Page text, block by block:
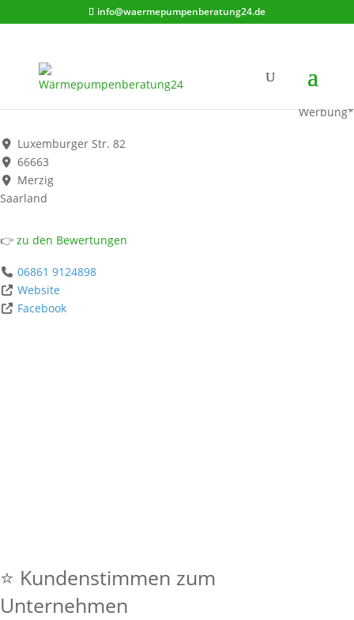
info@waermepumpenberatung24.de
arctic fox
Werbung*
Luxemburger Str. 82
66663
Merzig
Saarland
👉 zu den Bewertungen
06861 9124898
Website
Facebook
⭐ Kundenstimmen zum
Unternehmen